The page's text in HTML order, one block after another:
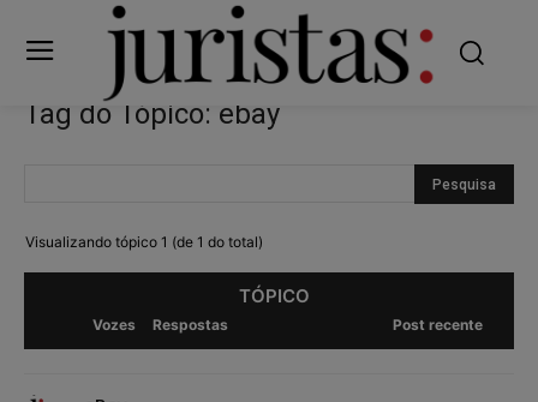
Tag do Tópico: ebay
Visualizando tópico 1 (de 1 do total)
TÓPICO
Vozes Respostas Post recente